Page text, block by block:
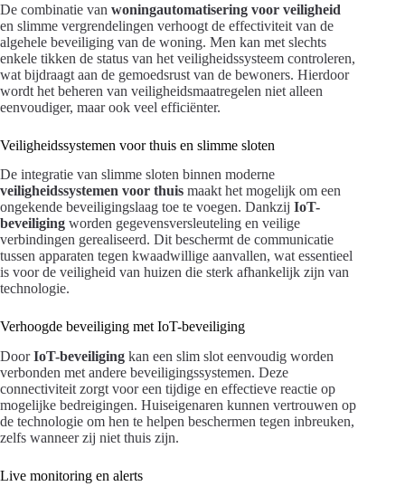
De combinatie van woningautomatisering voor veiligheid
en slimme vergrendelingen verhoogt de effectiviteit van de
algehele beveiliging van de woning. Men kan met slechts
enkele tikken de status van het veiligheidssysteem controleren,
wat bijdraagt aan de gemoedsrust van de bewoners. Hierdoor
wordt het beheren van veiligheidsmaatregelen niet alleen
eenvoudiger, maar ook veel efficiënter.
Veiligheidssystemen voor thuis en slimme sloten
De integratie van slimme sloten binnen moderne
veiligheidssystemen voor thuis maakt het mogelijk om een
ongekende beveiligingslaag toe te voegen. Dankzij IoT-
beveiliging worden gegevensversleuteling en veilige
verbindingen gerealiseerd. Dit beschermt de communicatie
tussen apparaten tegen kwaadwillige aanvallen, wat essentieel
is voor de veiligheid van huizen die sterk afhankelijk zijn van
technologie.
Verhoogde beveiliging met IoT-beveiliging
DoorIoT-beveiliging kan een slim slot eenvoudig worden
verbonden met andere beveiligingssystemen. Deze
connectiviteit zorgt voor een tijdige en effectieve reactie op
mogelijke bedreigingen. Huiseigenaren kunnen vertrouwen op
de technologie om hen te helpen beschermen tegen inbreuken,
zelfs wanneer zij niet thuis zijn.
Live monitoring en alerts